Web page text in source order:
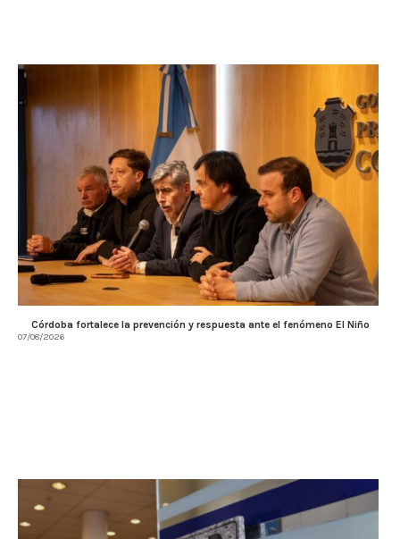
Córdoba fortalece la prevención y respuesta ante el fenómeno El Niño
07/08/2026